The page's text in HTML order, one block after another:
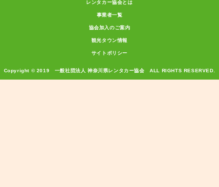
レンタカー協会とは
事業者一覧
協会加入のご案内
観光タウン情報
サイトポリシー
Copyright © 2019 一般社団法人 神奈川県レンタカー協会 ALL RIGHTS RESERVED.